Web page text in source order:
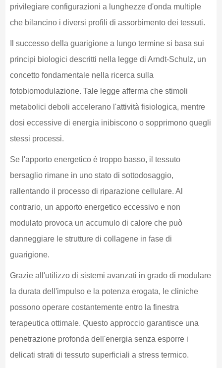
privilegiare configurazioni a lunghezze d'onda multiple
che bilancino i diversi profili di assorbimento dei tessuti.
Il successo della guarigione a lungo termine si basa sui
principi biologici descritti nella legge di Arndt-Schulz, un
concetto fondamentale nella ricerca sulla
fotobiomodulazione. Tale legge afferma che stimoli
metabolici deboli accelerano l'attività fisiologica, mentre
dosi eccessive di energia inibiscono o sopprimono quegli
stessi processi.
Se l'apporto energetico è troppo basso, il tessuto
bersaglio rimane in uno stato di sottodosaggio,
rallentando il processo di riparazione cellulare. Al
contrario, un apporto energetico eccessivo e non
modulato provoca un accumulo di calore che può
danneggiare le strutture di collagene in fase di
guarigione.
Grazie all'utilizzo di sistemi avanzati in grado di modulare
la durata dell'impulso e la potenza erogata, le cliniche
possono operare costantemente entro la finestra
terapeutica ottimale. Questo approccio garantisce una
penetrazione profonda dell'energia senza esporre i
delicati strati di tessuto superficiali a stress termico.